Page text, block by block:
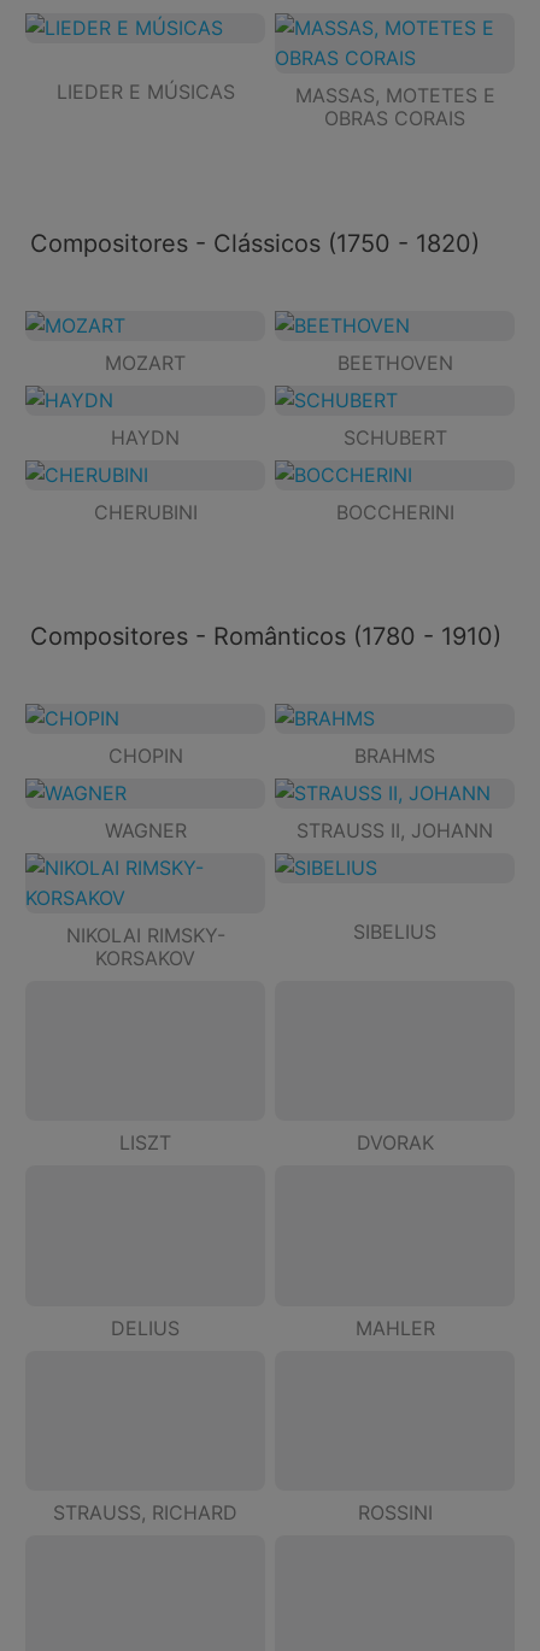
LIEDER E MÚSICAS
MASSAS, MOTETES E
OBRAS CORAIS
Compositores - Clássicos (1750 - 1820)
MOZART BEETHOVEN
HAYDN SCHUBERT
CHERUBINI BOCCHERINI
Compositores - Românticos (1780 - 1910)
CHOPIN BRAHMS
WAGNER STRAUSS II, JOHANN
NIKOLAI RIMSKY-
KORSAKOV
SIBELIUS
LISZT DVORAK
DELIUS MAHLER
STRAUSS, RICHARD ROSSINI